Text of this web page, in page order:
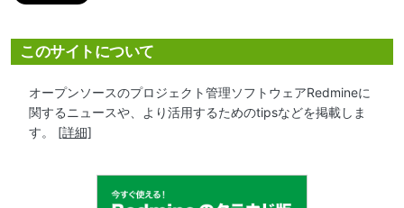
このサイトについて
オープンソースのプロジェクト管理ソフトウェアRedmineに
関するニュースや、より活用するためのtipsなどを掲載しま
す。 [詳細]